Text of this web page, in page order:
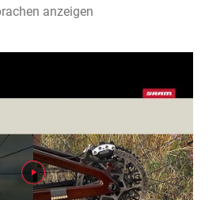
anzeigen